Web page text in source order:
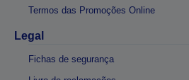
Termos das Promoções Online
Legal
Fichas de segurança